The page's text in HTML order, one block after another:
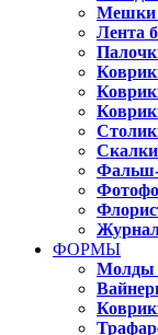
Мешки
Лента
Скалки
ФОРМЫ
Молды